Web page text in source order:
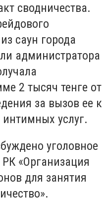
сводничества.
саун города
администратора
2 тысяч тенге от
за вызов ее к
услуг.
уголовное
«Организация
для занятия